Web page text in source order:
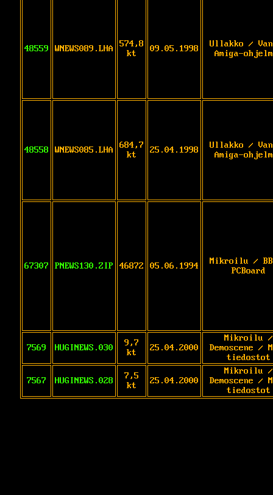
48559 WNEWS089.LHA
574,8
kt
09.05.1998
Ullakko /
Amiga-
48558 WNEWS085.LHA
684,7
kt
25.04.1998
Ullakko /
Amiga-
67307 PNEWS130.ZIP 46872 05.06.1994
Mikroilu /
PCBoard
7569 HUGINEWS.030
9,7
kt
25.04.2000
Mikroilu /
Demoscene /
tiedostot
7567 HUGINEWS.028
7,5
kt
25.04.2000
Mikroilu /
Demoscene /
tiedostot